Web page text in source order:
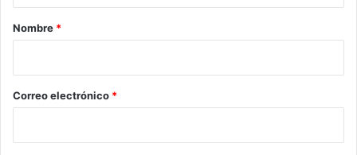
r
*
Nombre *
Correo electrónico *